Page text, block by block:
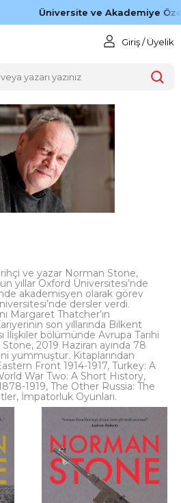
Üniversite ve Akademiye
Giriş / Üyelik
ve yazar Norman Stone,
yıllar Oxford Üniversitesi’nde
akademisyen olarak görev
dersler verdi.
Margaret Thatcher’ın
son yıllarında Bilkent
İlişkiler bölümünde Avrupa Tarihi
2019 Haziran ayında 78
yummuştur. Kitaplarından
Front 1914-1917, Turkey: A
War Two: A Short History,
1919, The Other Russia: The
İmpatorluk Oyunları.